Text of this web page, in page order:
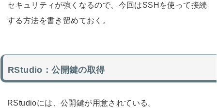
セキュリティが強くなるので、今回はSSHを使って接続
する方法を書き留めておく。
RStudio：公開鍵の取得
RStudioには、公開鍵が用意されている。